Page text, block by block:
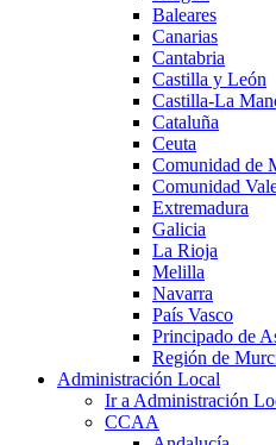
Baleares
Canarias
Cantabria
Castilla y León
Castilla-La
Cataluña
Ceuta
Comunidad de
Comunidad
Extremadura
Galicia
La Rioja
Melilla
Navarra
País Vasco
Principado de
Región de
Administración Local
Ir a Administración
CCAA